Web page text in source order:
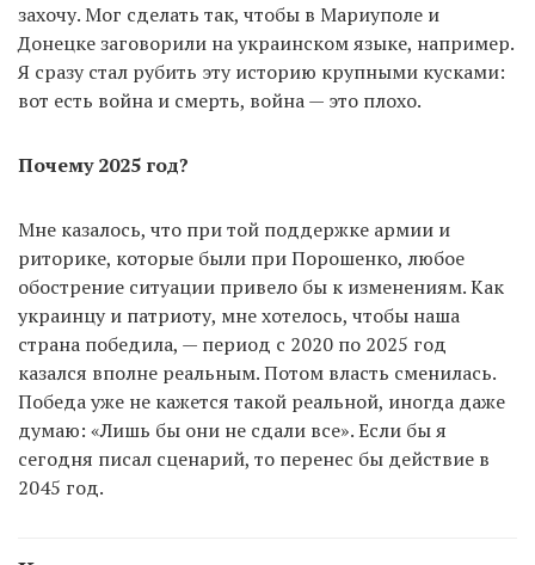
захочу. Мог сделать так, чтобы в Мариуполе и
Донецке заговорили на украинском языке, например.
Я сразу стал рубить эту историю крупными кусками:
вот есть война и смерть, война — это плохо.
Почему 2025 год?
Мне казалось, что при той поддержке армии и
риторике, которые были при Порошенко, любое
обострение ситуации привело бы к изменениям. Как
украинцу и патриоту, мне хотелось, чтобы наша
страна победила, — период с 2020 по 2025 год
казался вполне реальным. Потом власть сменилась.
Победа уже не кажется такой реальной, иногда даже
думаю: «Лишь бы они не сдали все». Если бы я
сегодня писал сценарий, то перенес бы действие в
2045 год.